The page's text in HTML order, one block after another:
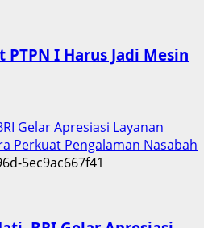
PTPN I Harus Jadi Mesin
Gelar Apresiasi Layanan
Perkuat Pengalaman Nasabah